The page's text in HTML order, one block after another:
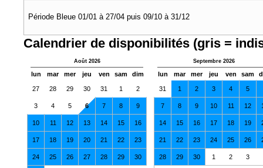
Période Bleue 01/01 à 27/04 puis 09/10 à 31/12
Calendrier de disponibilités (gris =
Août 2026
lun mar mer jeu ven sam dim
27 28 29 30 31 1 2
3 4 5 6 7 8 9
10 11 12 13 14 15 16
17 18 19 20 21 22 23
24 25 26 27 28 29 30
Septembre 2026
lun mar mer jeu ven sam
31 1 2 3 4 5
7 8 9 10 11 12
14 15 16 17 18 19
21 22 23 24 25 26
28 29 30 1 2 3